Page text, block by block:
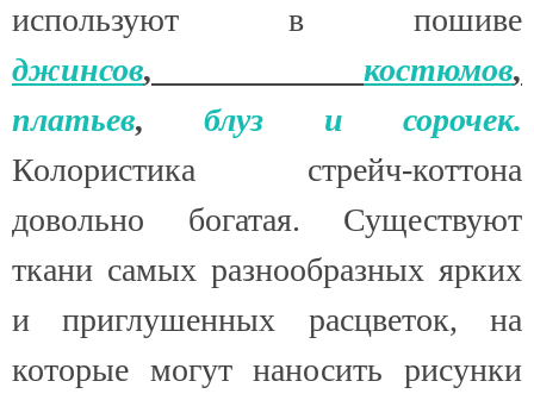
используют в пошиве
джинсов, костюмов,
платьев,блуз и сорочек.
Колористика стрейч-коттона
довольно богатая. Существуют
ткани самых разнообразных ярких
и приглушенных расцветок, на
которые могут наносить рисунки